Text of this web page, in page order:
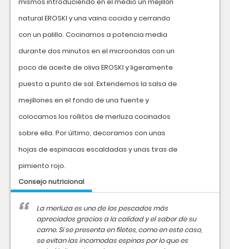
natural EROSKI y una vaina cocida y cerrando
con un palillo. Cocinamos a potencia media
durante dos minutos en el microondas con un
poco de aceite de oliva EROSKI y ligeramente
puesto a punto de sal. Extendemos la salsa de
mejillones en el fondo de una fuente y
colocamos los rollitos de merluza cocinados
sobre ella. Por último, decoramos con unas
hojas de espinacas escaldadas y unas tiras de
pimiento rojo.
Consejo nutricional
La merluza es uno de los pescados más
apreciados gracias a la calidad y el sabor de su
carne. Si se presenta en filetes, como en este caso,
se evitan las incomodas espinas por lo que es